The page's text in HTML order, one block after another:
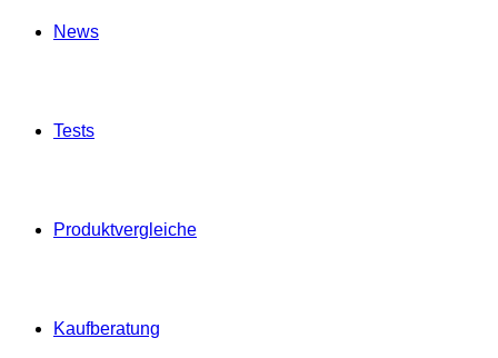
News
Tests
Produktvergleiche
Kaufberatung